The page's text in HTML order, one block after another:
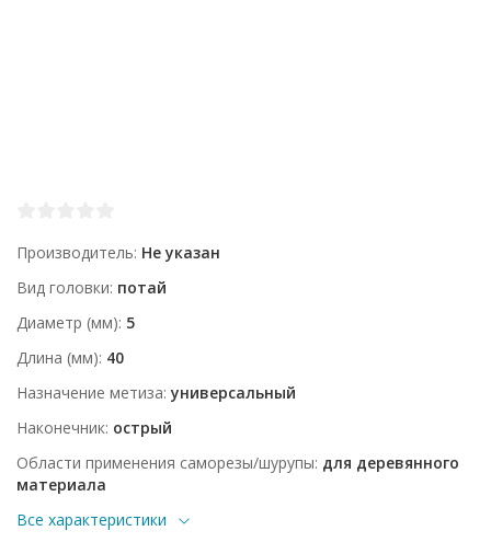
Производитель Не указан
Вид головки потай
Диаметр (мм) 5
Длина (мм) 40
Назначение метиза универсальный
Наконечник острый
Области применения саморезы/шурупы для деревянного
материала
Все характеристики